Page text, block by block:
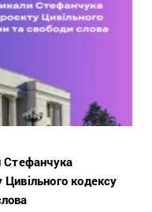
Стефанчука
кодексу